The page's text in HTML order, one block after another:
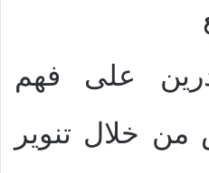
على فهم
من خلال تنوير